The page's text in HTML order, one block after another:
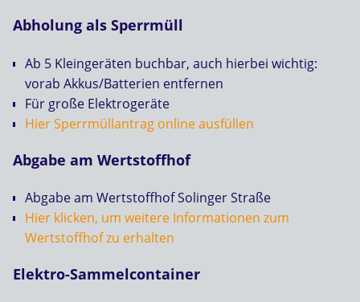
Abholung als Sperrmüll
Ab 5 Kleingeräten buchbar, auch hierbei wichtig:
vorab Akkus/Batterien entfernen
Für große Elektrogeräte
Hier Sperrmüllantrag online ausfüllen
Abgabe am Wertstoffhof
Abgabe am Wertstoffhof Solinger Straße
Hier klicken, um weitere Informationen zum
Wertstoffhof zu erhalten
Elektro-Sammelcontainer